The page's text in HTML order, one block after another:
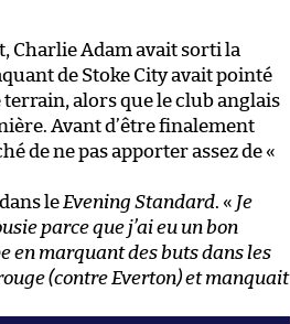
Charlie Adam avait sorti la
de Stoke City avait pointé
alors que le club anglais
Avant d’être finalement
de ne pas apporter assez de «
leEvening Standard. « Je
parce que j’ai eu un bon
en marquant des buts dans les
(contre Everton) et manquait